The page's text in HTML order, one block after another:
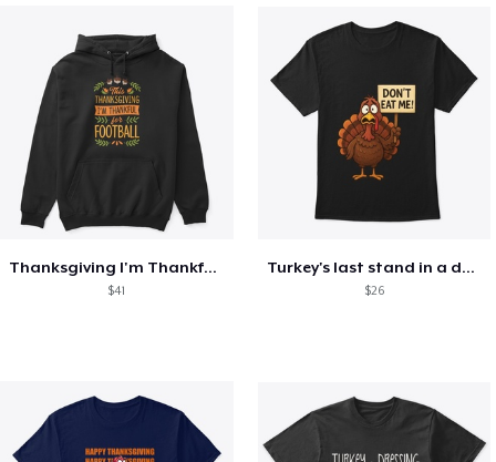
Thanksgiving I'm Thankful For Football
$41
Turkey's last stand in a design
$26